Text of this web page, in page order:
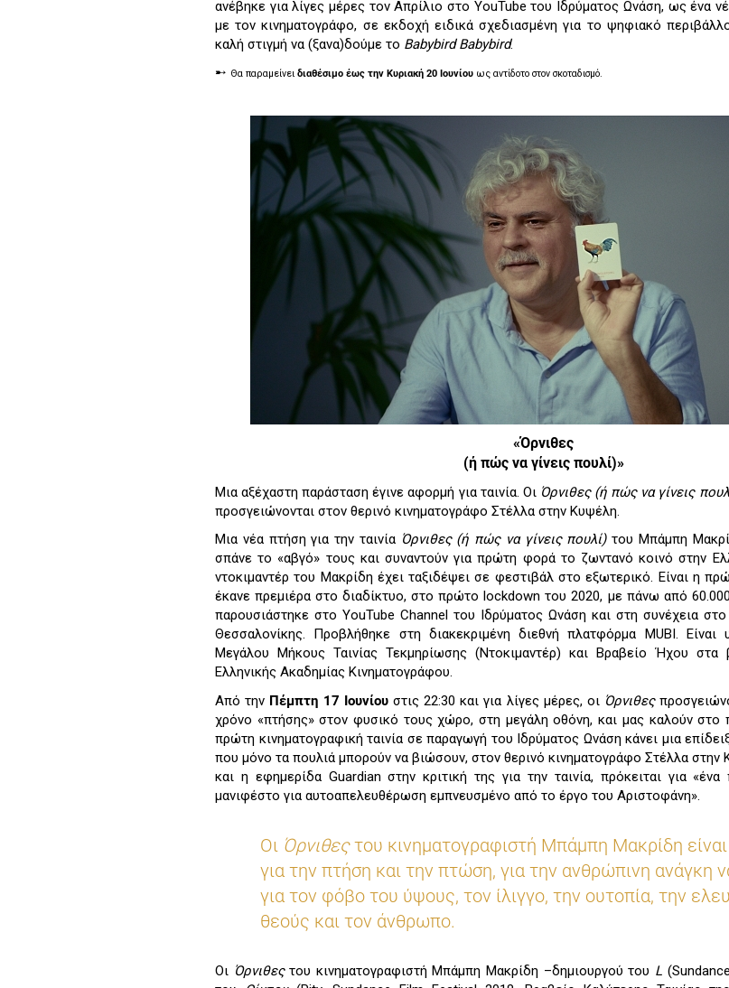
ανέβηκε για λίγες μέρες τον Απρίλιο στο YouTube του Ιδρύματος Ωνάση, ως ένα
με τον κινηματογράφο, σε εκδοχή ειδικά σχεδιασμένη για το ψηφιακό
καλή στιγμή να (ξανα)δούμε το Βabybird Βabybird.
➸ Θα παραμείνει διαθέσιμο έως την Κυριακή 20 Ιουνίουως αντίδοτο στον σκοταδισμό.
«Όρνιθες
(ή πώς να γίνεις πουλί)»
Μια αξέχαστη παράσταση έγινε αφορμή για ταινία. Oι Όρνιθες (ή πώς να γίνεις
προσγειώνονται στον θερινό κινηματογράφο Στέλλα στην Κυψέλη.
Μια νέα πτήση για την ταινία Όρνιθες (ή πώς να γίνεις πουλί)του Μπάμπη
σπάνε το «αβγό» τους και συναντούν για πρώτη φορά το ζωντανό κοινό στην
ντοκιμαντέρ του Μακρίδη έχει ταξιδέψει σε φεστιβάλ στο εξωτερικό. Είναι η
έκανε πρεμιέρα στο διαδίκτυο, στο πρώτο lockdown του 2020, με πάνω από
παρουσιάστηκε στο YouTube Channel του Ιδρύματος Ωνάση και στη συνέχεια
Θεσσαλονίκης. Προβλήθηκε στη διακεκριμένη διεθνή πλατφόρμα MUBI. Είναι
Μεγάλου Μήκους Ταινίας Τεκμηρίωσης (Ντοκιμαντέρ) και Βραβείο Ήχου στα
Ελληνικής Ακαδημίας Κινηματογράφου.
Από την Πέμπτη 17 Ιουνίουστις 22:30 και για λίγες μέρες, οι Όρνιθες
χρόνο «πτήσης» στον φυσικό τους χώρο, στη μεγάλη οθόνη, και μας καλούν στο
πρώτη κινηματογραφική ταινία σε παραγωγή του Ιδρύματος Ωνάση κάνει μια
που μόνο τα πουλιά μπορούν να βιώσουν, στον θερινό κινηματογράφο Στέλλα
και η εφημερίδα Guardian στην κριτική της για την ταινία, πρόκειται για «ένα
μανιφέστο για αυτοαπελευθέρωση εμπνευσμένο από το έργο του Αριστοφάνη».
Οι Όρνιθεςτου κινηματογραφιστή Μπάμπη Μακρίδη είναι
για την πτήση και την πτώση, για την ανθρώπινη ανάγκη
για τον φόβο του ύψους, τον ίλιγγο, την ουτοπία, την
θεούς και τον άνθρωπο.
Οι Όρνιθεςτου κινηματογραφιστή Μπάμπη Μακρίδη –δημιουργού του L